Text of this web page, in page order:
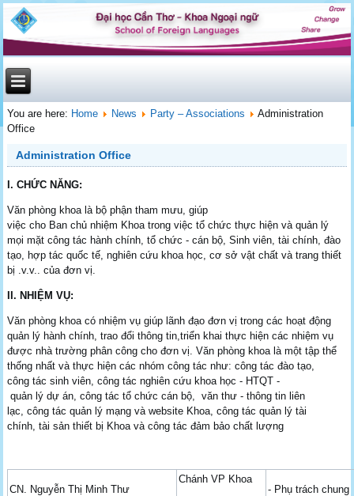
You are here: Home News Party – Associations
Administration
Office
Administration Office
I. CHỨC NĂNG:
Văn phòng khoa là bộ phận tham mưu, giúp
việc cho Ban chủ nhiệm Khoa trong việc tổ chức thực hiện và quản lý
mọi mặt công tác hành chính, tổ chức - cán bộ, Sinh viên, tài chính, đào
tạo, hợp tác quốc tế, nghiên cứu khoa học, cơ sở vật chất và trang thiết
bị .v.v.. của đơn vị.
II. NHIỆM VỤ:
Văn phòng khoa có nhiệm vụ giúp lãnh đạo đơn vị trong các hoạt động
quản lý hành chính, trao đổi thông tin,triển khai thực hiện các nhiệm vụ
được nhà trường phân công cho đơn vị. Văn phòng khoa là một tập thể
thống nhất và thực hiện các nhóm công tác như: công tác đào tạo,
công tác sinh viên, công tác nghiên cứu khoa học - HTQT -
quản lý dự án, công tác tổ chức cán bộ, văn thư - thông tin liên
lạc, công tác quản lý mạng và website Khoa, công tác quản lý tài
chính, tài sản thiết bị Khoa và công tác đảm bảo chất lượng
CN. Nguyễn Thị Minh Thư
Chánh VP Khoa
- Phụ trách chung